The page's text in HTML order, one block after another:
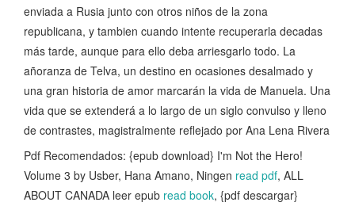
enviada a Rusia junto con otros niños de la zona
republicana, y tambien cuando intente recuperarla decadas
más tarde, aunque para ello deba arriesgarlo todo. La
añoranza de Telva, un destino en ocasiones desalmado y
una gran historia de amor marcarán la vida de Manuela. Una
vida que se extenderá a lo largo de un siglo convulso y lleno
de contrastes, magistralmente reflejado por Ana Lena Rivera
Pdf Recomendados: {epub download} I'm Not the Hero!
Volume 3 by Usber, Hana Amano, Ningen read pdf, ALL
ABOUT CANADA leer epub read book, {pdf descargar}